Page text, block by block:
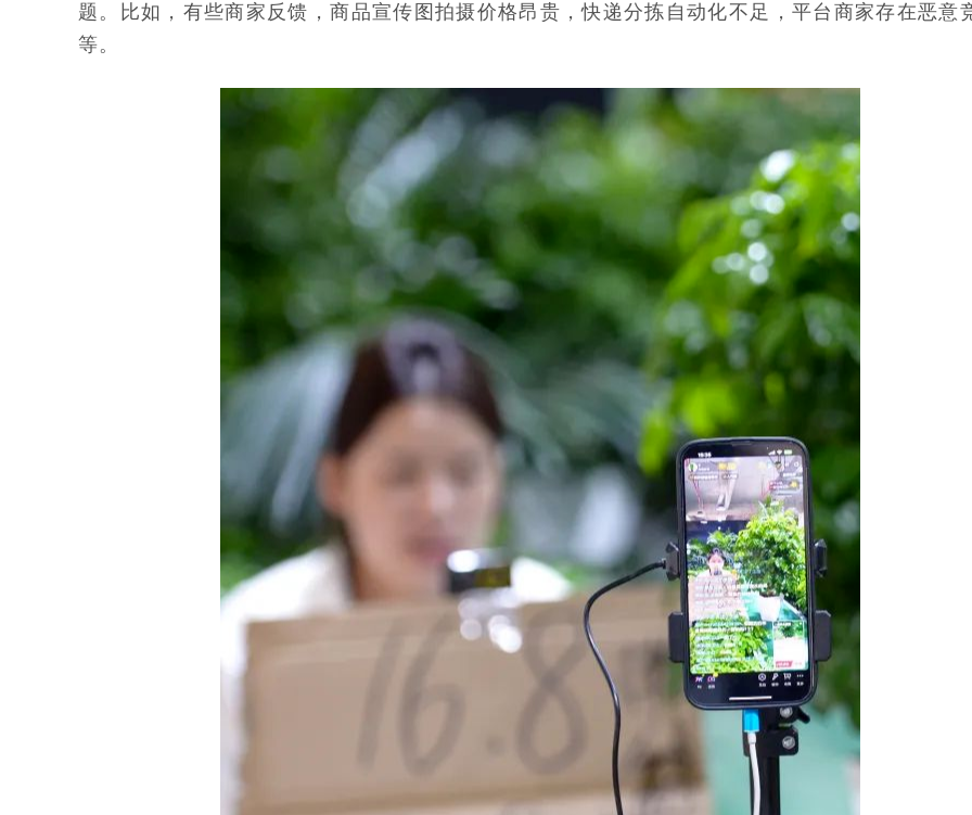
题。比如，有些商家反馈，商品宣传图拍摄价格昂贵，快递分拣自动化不足，平台商家存在恶意
等。